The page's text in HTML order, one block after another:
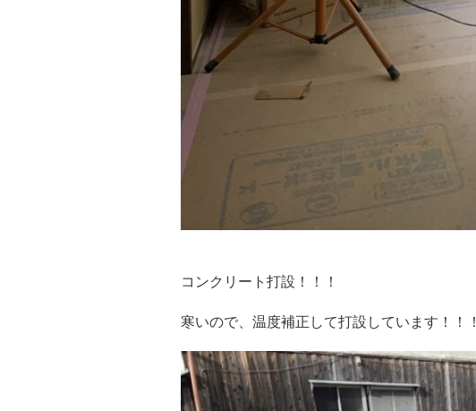
コンクリート打設！！！
寒いので、温度補正して打設しています！！！